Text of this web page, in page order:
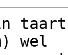
wel